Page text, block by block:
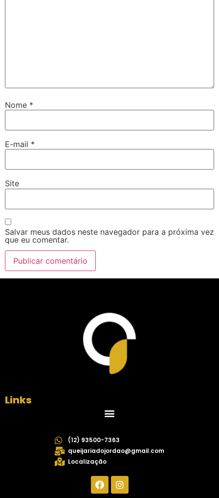
Nome *
E-mail *
Site
Salvar meus dados neste navegador para a próxima vez
que eu comentar.
Links
(12) 93500-7363
queijariadojordao@gmail.com
Localização